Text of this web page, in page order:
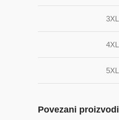
3XL
4XL
5XL
Povezani proizvodi